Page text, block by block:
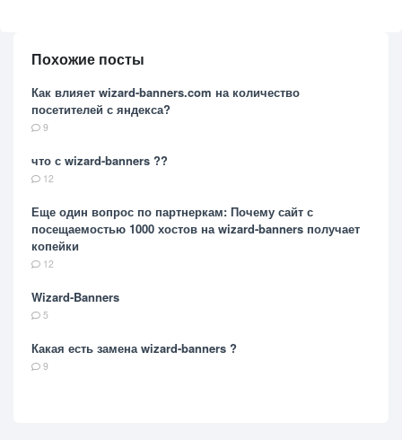
Похожие посты
Как влияет wizard-banners.com на количество
посетителей с яндекса?
9
что с wizard-banners ??
12
Еще один вопрос по партнеркам: Почему сайт с
посещаемостью 1000 хостов на wizard-banners получает
копейки
12
Wizard-Banners
5
Какая есть замена wizard-banners ?
9